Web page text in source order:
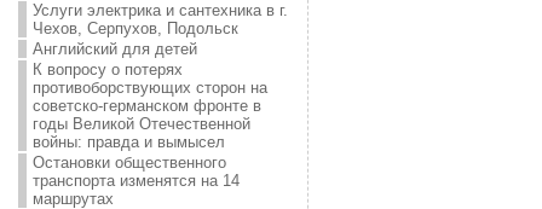
Услуги электрика и сантехника в г.
Чехов, Серпухов, Подольск
Английский для детей
К вопросу о потерях
противоборствующих сторон на
советско-германском фронте в
годы Великой Отечественной
войны: правда и вымысел
Остановки общественного
транспорта изменятся на 14
маршрутах